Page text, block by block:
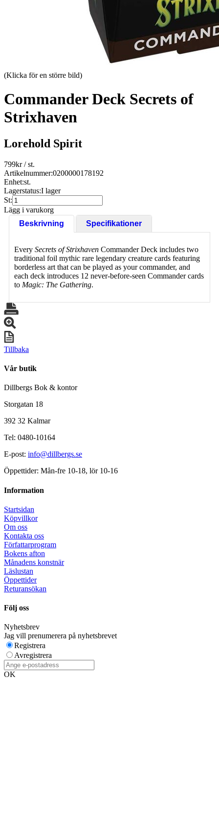
(Klicka för en större bild)
Commander Deck Secrets of
Strixhaven
Lorehold Spirit
799kr/ st.
Artikelnummer:0200000178192
Enhet:st.
Lagerstatus:I lager
St:
Lägg i varukorg
Beskrivning
Specifikationer
Every Secrets of Strixhaven Commander Deck includes two
traditional foil mythic rare legendary creature cards featuring
borderless art that can be played as your commander, and
each deck introduces 12 never-before-seen Commander cards
to Magic: The Gathering.
Tillbaka
Vår butik
Dillbergs Bok & kontor
Storgatan 18
392 32 Kalmar
Tel: 0480-10164
E-post: info@dillbergs.se
Öppettider: Mån-fre 10-18, lör 10-16
Information
Startsidan
Köpvillkor
Om oss
Kontakta oss
Författarprogram
Bokens afton
Månadens konstnär
Läslustan
Öppettider
Returansökan
Följ oss
Nyhetsbrev
Jag vill prenumerera på nyhetsbrevet
Registrera
Avregistrera
OK